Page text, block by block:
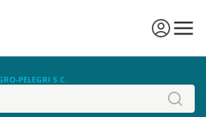
PELEGRI S.C.